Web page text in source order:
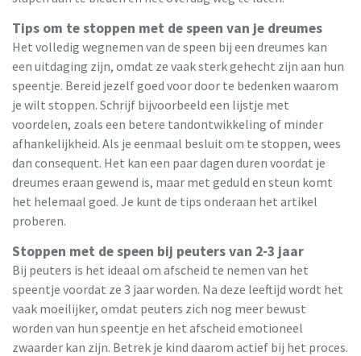
Tips om te stoppen met de speen van je dreumes
Het volledig wegnemen van de speen bij een dreumes kan
een uitdaging zijn, omdat ze vaak sterk gehecht zijn aan hun
speentje. Bereid jezelf goed voor door te bedenken waarom
je wilt stoppen. Schrijf bijvoorbeeld een lijstje met
voordelen, zoals een betere tandontwikkeling of minder
afhankelijkheid. Als je eenmaal besluit om te stoppen, wees
dan consequent. Het kan een paar dagen duren voordat je
dreumes eraan gewend is, maar met geduld en steun komt
het helemaal goed. Je kunt de tips onderaan het artikel
proberen.
Stoppen met de speen bij peuters van 2-3 jaar
Bij peuters is het ideaal om afscheid te nemen van het
speentje voordat ze 3 jaar worden. Na deze leeftijd wordt het
vaak moeilijker, omdat peuters zich nog meer bewust
worden van hun speentje en het afscheid emotioneel
zwaarder kan zijn. Betrek je kind daarom actief bij het proces.